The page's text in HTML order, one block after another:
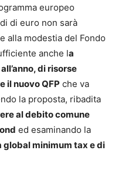
europeo
di euro non sarà
alla modestia del Fondo
anche la
di risorse
il nuovo QFP che va
la proposta, ribadita
al debito comune
ed esaminando la
global minimum tax e di